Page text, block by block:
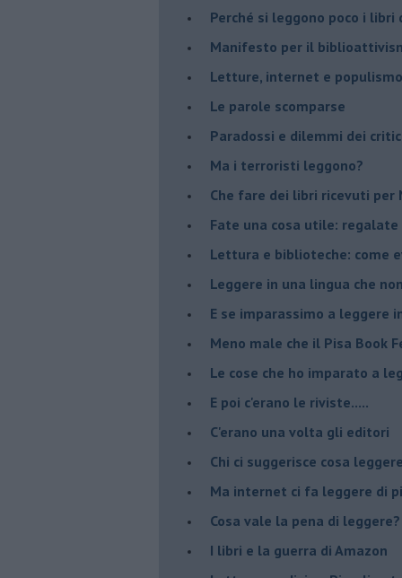
​Perché si leggono poco i libri
​Manifesto per il
Letture, internet e populismo
​Le parole scomparse
​Paradossi e dilemmi dei
Ma i terroristi leggono?
​Che fare dei libri ricevuti per
​Fate una cosa utile:
​Lettura e biblioteche: come
Leggere in una lingua che
​E se imparassimo a leggere
​Meno male che il Pisa Book
​Le cose che ho imparato a
​E poi c'erano le riviste.....
​C'erano una volta gli editori
​Chi ci suggerisce cosa
​Ma internet ci fa leggere di
​Cosa vale la pena di leggere?
I libri e la guerra di Amazon